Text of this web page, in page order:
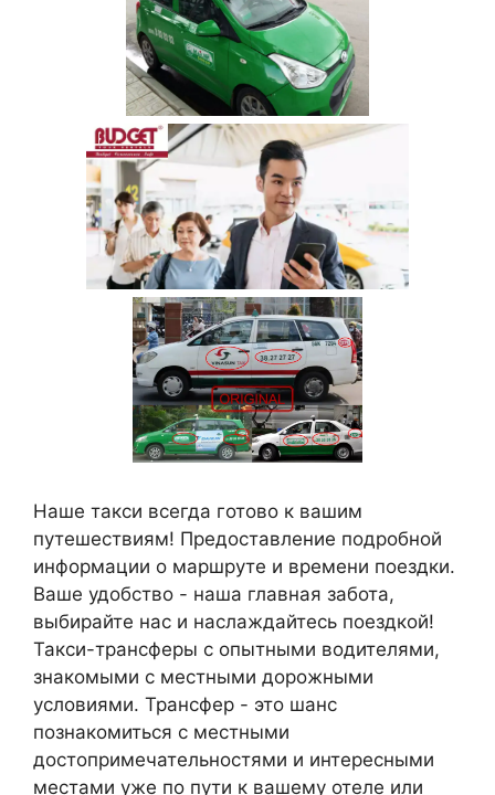
Наше такси всегда готово к вашим
путешествиям! Предоставление подробной
информации о маршруте и времени поездки.
Ваше удобство - наша главная забота,
выбирайте нас и наслаждайтесь поездкой!
Такси-трансферы с опытными водителями,
знакомыми с местными дорожными
условиями. Трансфер - это шанс
познакомиться с местными
достопримечательностями и интересными
местами уже по пути к вашему отеле или